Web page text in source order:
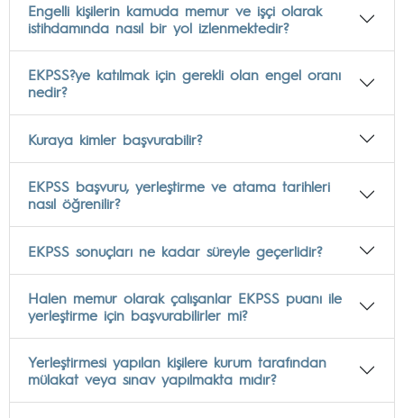
Engelli kişilerin kamuda memur ve işçi olarak
istihdamında nasıl bir yol izlenmektedir?
EKPSS?ye katılmak için gerekli olan engel oranı
nedir?
Kuraya kimler başvurabilir?
EKPSS başvuru, yerleştirme ve atama tarihleri
nasıl öğrenilir?
EKPSS sonuçları ne kadar süreyle geçerlidir?
Halen memur olarak çalışanlar EKPSS puanı ile
yerleştirme için başvurabilirler mi?
Yerleştirmesi yapılan kişilere kurum tarafından
mülakat veya sınav yapılmakta mıdır?